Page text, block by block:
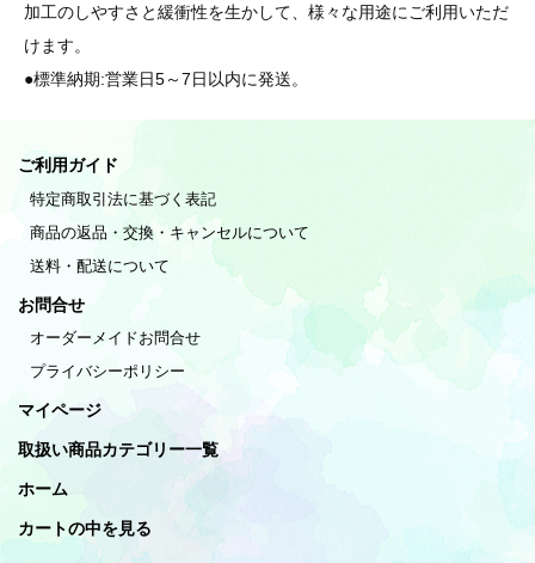
加工のしやすさと緩衝性を生かして、様々な用途にご利用いただ
けます。
●標準納期:営業日5～7日以内に発送。
ご利用ガイド
特定商取引法に基づく表記
商品の返品・交換・キャンセルについて
送料・配送について
お問合せ
オーダーメイドお問合せ
プライバシーポリシー
マイページ
取扱い商品カテゴリー一覧
ホーム
カートの中を見る